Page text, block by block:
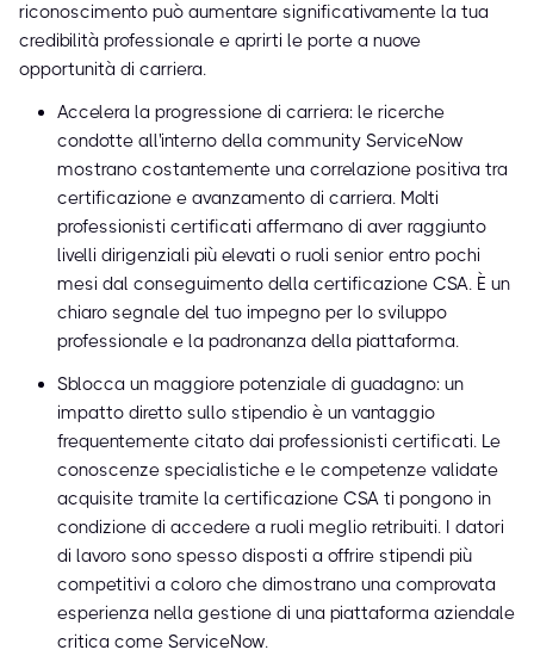
riconoscimento può aumentare significativamente la tua
credibilità professionale e aprirti le porte a nuove
opportunità di carriera.
Accelera la progressione di carriera: le ricerche
condotte all'interno della community ServiceNow
mostrano costantemente una correlazione positiva tra
certificazione e avanzamento di carriera. Molti
professionisti certificati affermano di aver raggiunto
livelli dirigenziali più elevati o ruoli senior entro pochi
mesi dal conseguimento della certificazione CSA. È un
chiaro segnale del tuo impegno per lo sviluppo
professionale e la padronanza della piattaforma.
Sblocca un maggiore potenziale di guadagno: un
impatto diretto sullo stipendio è un vantaggio
frequentemente citato dai professionisti certificati. Le
conoscenze specialistiche e le competenze validate
acquisite tramite la certificazione CSA ti pongono in
condizione di accedere a ruoli meglio retribuiti. I datori
di lavoro sono spesso disposti a offrire stipendi più
competitivi a coloro che dimostrano una comprovata
esperienza nella gestione di una piattaforma aziendale
critica come ServiceNow.